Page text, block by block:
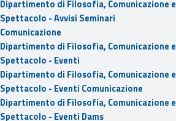
Dipartimento di Filosofia, Comunicazione e
Spettacolo - Avvisi Seminari
Comunicazione
Dipartimento di Filosofia, Comunicazione e
Spettacolo - Eventi
Dipartimento di Filosofia, Comunicazione e
Spettacolo - Eventi Comunicazione
Dipartimento di Filosofia, Comunicazione e
Spettacolo - Eventi Dams